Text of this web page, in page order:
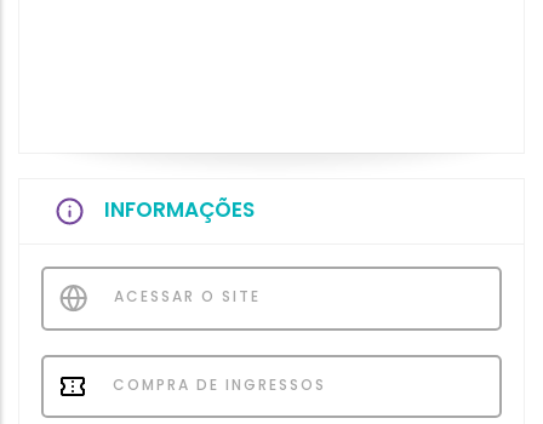
INFORMAÇÕES
ACESSAR O SITE
COMPRA DE INGRESSOS